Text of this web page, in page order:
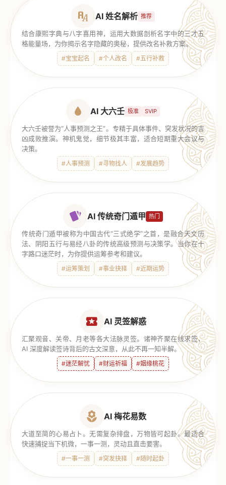
AI 姓名解析 推荐
结合康熙字典与八字喜用神，运用大数据剖析名字中的三才五
格能量场，为你揭示名字隐藏的奥秘，提供改名补救方案。
#宝宝起名 #个人改名 #五行补救
AI 大六壬 极准 SVIP
大六壬被誉为“人事预测之王”。专精于具体事件、突发状况的吉
凶成败推演。神机鬼觉，细节极其丰富，适合短期重大会议与
决策。
#人事预测 #寻物找人 #发展趋势
AI 传统奇门遁甲 热门
传统奇门遁甲被称为中国古代“三式绝学”之首，是融合天文历
法、阴阳五行与易经八卦的传统高级预测与决策学。当你在十
字路口迷茫时，为你提供运筹参考和建议。
#运筹策划 #事业抉择 #近期运势
AI 灵签解惑
汇聚观音、关帝、月老等各大法脉灵签。诸神齐聚在线求签，
AI 深度解读签诗背后的古文深意，从此不再一知半解。
#迷茫解忧 #财运祈福 #姻缘桃花
AI 梅花易数
大道至简的心易占卜。无需复杂排盘，万物皆可起卦。最适合
快速捕捉当下机微，一事一测，灵动且直击要害。
#一事一测 #突发抉择 #随时起卦